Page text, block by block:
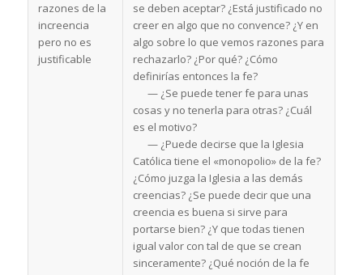
razones de la
increencia
pero no es
justificable
se deben aceptar? ¿Está justificado no
creer en algo que no convence? ¿Y en
algo sobre lo que vemos razones para
rechazarlo? ¿Por qué? ¿Cómo
definirías entonces la fe?
— ¿Se puede tener fe para unas
cosas y no tenerla para otras? ¿Cuál
es el motivo?
— ¿Puede decirse que la Iglesia
Católica tiene el «monopolio» de la fe?
¿Cómo juzga la Iglesia a las demás
creencias? ¿Se puede decir que una
creencia es buena si sirve para
portarse bien? ¿Y que todas tienen
igual valor con tal de que se crean
sinceramente? ¿Qué noción de la fe